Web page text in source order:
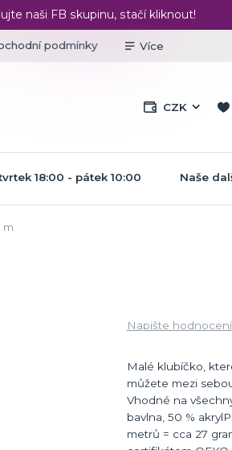
naši FB skupinu, stačí kliknout!
podmínky Více
CZK
18:00 - pátek 10:00 Naše
m
Napište
Malé klubíčko,
můžete mezi
Vhodné na
bavlna, 50 %
metrů = cca 27